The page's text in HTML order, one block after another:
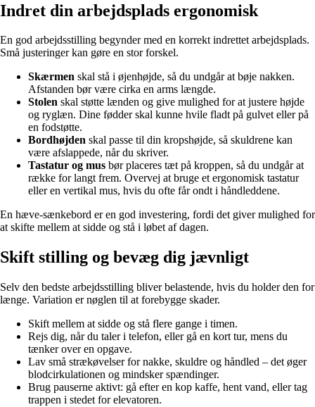
Indret din arbejdsplads ergonomisk
En god arbejdsstilling begynder med en korrekt indrettet arbejdsplads.
Små justeringer kan gøre en stor forskel.
Skærmen skal stå i øjenhøjde, så du undgår at bøje nakken.
Afstanden bør være cirka en arms længde.
Stolen skal støtte lænden og give mulighed for at justere højde
og ryglæn. Dine fødder skal kunne hvile fladt på gulvet eller på
en fodstøtte.
Bordhøjden skal passe til din kropshøjde, så skuldrene kan
være afslappede, når du skriver.
Tastatur og mus bør placeres tæt på kroppen, så du undgår at
række for langt frem. Overvej at bruge et ergonomisk tastatur
eller en vertikal mus, hvis du ofte får ondt i håndleddene.
En hæve-sænkebord er en god investering, fordi det giver mulighed for
at skifte mellem at sidde og stå i løbet af dagen.
Skift stilling og bevæg dig jævnligt
Selv den bedste arbejdsstilling bliver belastende, hvis du holder den for
længe. Variation er nøglen til at forebygge skader.
Skift mellem at sidde og stå flere gange i timen.
Rejs dig, når du taler i telefon, eller gå en kort tur, mens du
tænker over en opgave.
Lav små strækøvelser for nakke, skuldre og håndled – det øger
blodcirkulationen og mindsker spændinger.
Brug pauserne aktivt: gå efter en kop kaffe, hent vand, eller tag
trappen i stedet for elevatoren.